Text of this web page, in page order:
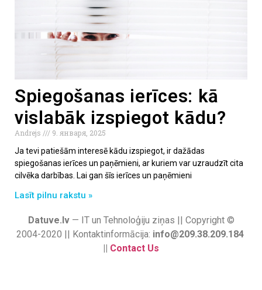
Spiegošanas ierīces: kā
vislabāk izspiegot kādu?
Andrejs
9. января, 2025
Ja tevi patiešām interesē kādu izspiegot, ir dažādas
spiegošanas ierīces un paņēmieni, ar kuriem var uzraudzīt cita
cilvēka darbības. Lai gan šīs ierīces un paņēmieni
Lasīt pilnu rakstu »
Datuve.lv— IT un Tehnoloģiju ziņas || Copyright ©
2004-2020 || Kontaktinformācija: info@209.38.209.184
|| Contact Us